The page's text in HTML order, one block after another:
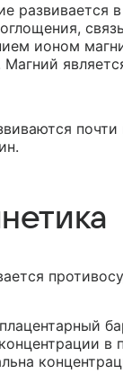
развивается
ионом
почти
в